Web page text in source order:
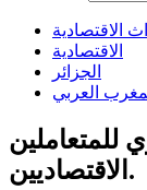
الاقتصادية
الاقتصادية
الجزائر
العربي
للمتعاملين
الاقتصاديين.